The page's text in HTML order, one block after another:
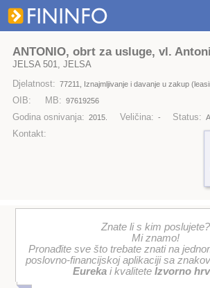
ANTONIO, obrt za usluge, vl.
JELSA 501, JELSA
Djelatnost: 77211, Iznajmljivanje i davanje u zakup
OIB: MB: 97619256
Godina osnivanja: 2015. Veličina: - Status:
Kontakt:
Znate li s kim poslujete?
Mi znamo!
Pronađite sve što trebate znati na
poslovno-financijskoj aplikaciji sa
Eurekai kvalitete Izvorno